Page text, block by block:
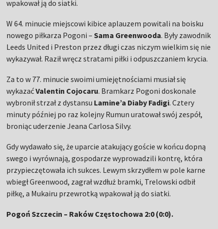
wpakował ją do siatki.
W 64. minucie miejscowi kibice aplauzem powitali na boisku
nowego piłkarza Pogoni –Sama Greenwooda. Były zawodnik
Leeds United i Preston przez długi czas niczym wielkim się nie
wykazywał. Raził wręcz stratami piłki i odpuszczaniem krycia.
Za to w 77. minucie swoimi umiejętnościami musiał się
wykazaćValentin Cojocaru. Bramkarz Pogoni doskonale
wybronił strzał z dystansu Lamine’a Diaby Fadigi. Cztery
minuty później po raz kolejny Rumun uratował swój zespół,
broniąc uderzenie Jeana Carlosa Silvy.
Gdy wydawało się, że uparcie atakujący goście w końcu dopną
swego i wyrównają, gospodarze wyprowadzili kontrę, która
przypieczętowała ich sukces. Lewym skrzydłem w pole karne
wbiegł Greenwood, zagrał wzdłuż bramki, Trelowski odbił
piłkę, a Mukairu przewrotką wpakował ją do siatki.
Pogoń Szczecin – Raków Częstochowa 2:0 (0:0).